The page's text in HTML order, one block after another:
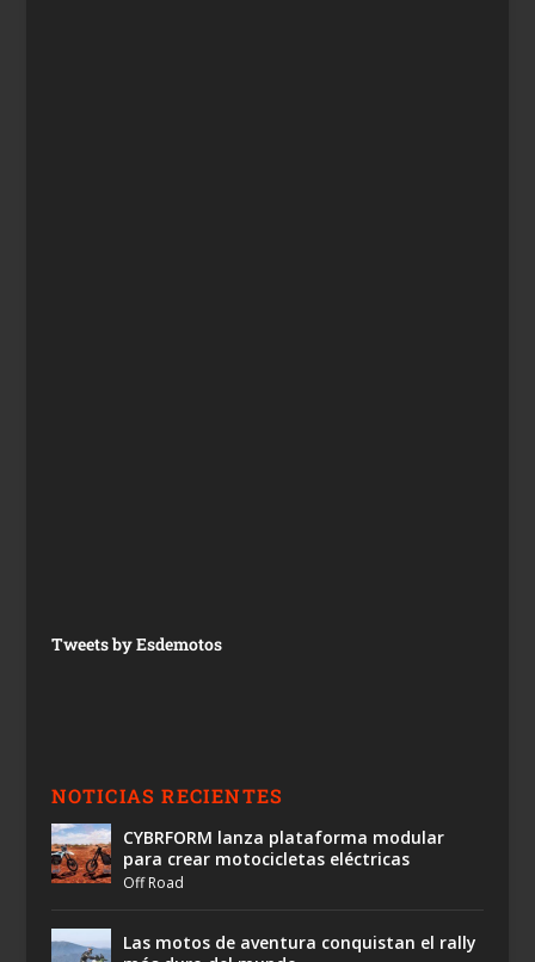
Tweets by Esdemotos
NOTICIAS RECIENTES
CYBRFORM lanza plataforma modular
para crear motocicletas eléctricas
Off Road
Las motos de aventura conquistan el rally